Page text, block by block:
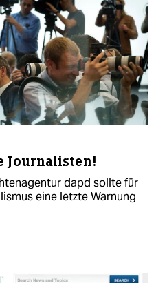
Journalisten!
dapd sollte für
eine letzte Warnung